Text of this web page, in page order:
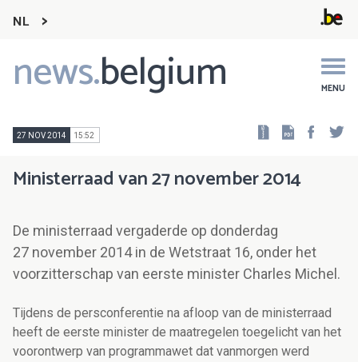
NL
news.belgium MENU
Main
navigation
27 NOV 2014 15:52
Ministerraad van 27 november 2014
De ministerraad vergaderde op donderdag
27 november 2014 in de Wetstraat 16, onder het
voorzitterschap van eerste minister Charles Michel.
Tijdens de persconferentie na afloop van de ministerraad
heeft de eerste minister de maatregelen toegelicht van het
voorontwerp van programmawet dat vanmorgen werd